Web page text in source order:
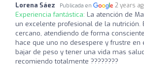
Lorena Sáez Publicada en 2 years
Experiencia fantástica: La atención de
un excelente profesional de la nutrición.
cercano, atendiendo de forma
hace que uno no desespere y frustre en
bajar de peso y tener una vida mas
recomiendo totalmente ????????